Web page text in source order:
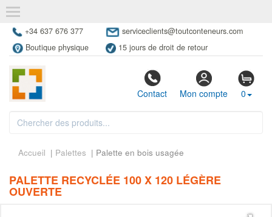
+34 637 676 377
serviceclients@toutconteneurs.com
Boutique physique
15 jours de droit de retour
Contact Mon compte 0
Accueil | Palettes | Palette en bois usagée
PALETTE RECYCLÉE 100 X 120 LÉGÈRE
OUVERTE